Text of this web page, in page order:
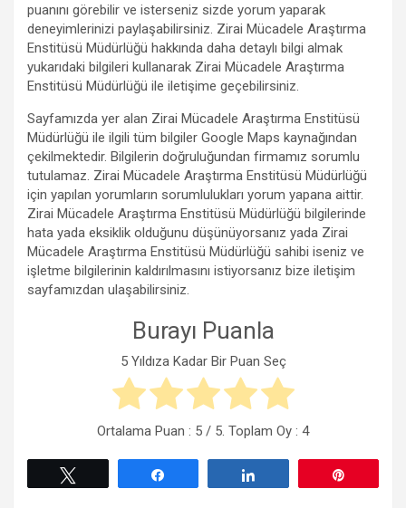
puanını görebilir ve isterseniz sizde yorum yaparak
deneyimlerinizi paylaşabilirsiniz. Zirai Mücadele Araştırma
Enstitüsü Müdürlüğü hakkında daha detaylı bilgi almak
yukarıdaki bilgileri kullanarak Zirai Mücadele Araştırma
Enstitüsü Müdürlüğü ile iletişime geçebilirsiniz.
Sayfamızda yer alan Zirai Mücadele Araştırma Enstitüsü
Müdürlüğü ile ilgili tüm bilgiler Google Maps kaynağından
çekilmektedir. Bilgilerin doğruluğundan firmamız sorumlu
tutulamaz. Zirai Mücadele Araştırma Enstitüsü Müdürlüğü
için yapılan yorumların sorumlulukları yorum yapana aittir.
Zirai Mücadele Araştırma Enstitüsü Müdürlüğü bilgilerinde
hata yada eksiklik olduğunu düşünüyorsanız yada Zirai
Mücadele Araştırma Enstitüsü Müdürlüğü sahibi iseniz ve
işletme bilgilerinin kaldırılmasını istiyorsanız bize iletişim
sayfamızdan ulaşabilirsiniz.
Burayı Puanla
5 Yıldıza Kadar Bir Puan Seç
Ortalama Puan : 5 / 5. Toplam Oy : 4